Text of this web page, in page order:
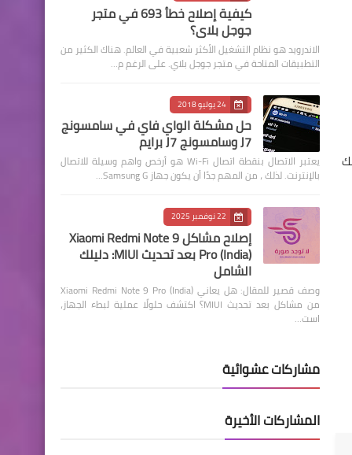
كيفية إصلاح خطأ 693 في متجر
جوجل بلاي؟
الاندرويد هو نظام التشغيل الأكثر شعبية في العالم. هناك الكثير من
التطبيقات المتاحة في متجر جوجل بلاي. على الرغم م…
24 يوليو 2018
حل مشكلة الواي فاي في سامسونج
J7 وسامسونج J7 برايم
يعتبر الاتصال بنقطة اتصال Wi-Fi هو أرخص واهم وسيلة للاتصال
بالإنترنت. لذلك ، من المهم جدًا أن يكون جهاز Samsung G…
22 نوفمبر 2025
إصلاح مشاكل Xiaomi Redmi Note 9
Pro (India) بعد تحديث MIUI: دليلك
الشامل
وصف قصير للمقال: هل يعاني Xiaomi Redmi Note 9 Pro (India)
من مشاكل بعد تحديث MIUI؟ اكتشف حلولًا عملية لبطء الجهاز،
است…
مشاركات عشوائية
المشاركات الأخيرة